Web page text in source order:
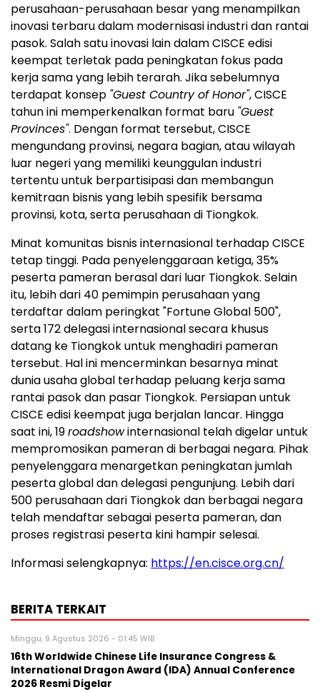
perusahaan-perusahaan besar yang menampilkan
inovasi terbaru dalam modernisasi industri dan rantai
pasok. Salah satu inovasi lain dalam CISCE edisi
keempat terletak pada peningkatan fokus pada
kerja sama yang lebih terarah. Jika sebelumnya
terdapat konsep "Guest Country of Honor", CISCE
tahun ini memperkenalkan format baru "Guest
Provinces". Dengan format tersebut, CISCE
mengundang provinsi, negara bagian, atau wilayah
luar negeri yang memiliki keunggulan industri
tertentu untuk berpartisipasi dan membangun
kemitraan bisnis yang lebih spesifik bersama
provinsi, kota, serta perusahaan di Tiongkok.
Minat komunitas bisnis internasional terhadap CISCE
tetap tinggi. Pada penyelenggaraan ketiga, 35%
peserta pameran berasal dari luar Tiongkok. Selain
itu, lebih dari 40 pemimpin perusahaan yang
terdaftar dalam peringkat "Fortune Global 500",
serta 172 delegasi internasional secara khusus
datang ke Tiongkok untuk menghadiri pameran
tersebut. Hal ini mencerminkan besarnya minat
dunia usaha global terhadap peluang kerja sama
rantai pasok dan pasar Tiongkok. Persiapan untuk
CISCE edisi keempat juga berjalan lancar. Hingga
saat ini, 19roadshowinternasional telah digelar untuk
mempromosikan pameran di berbagai negara. Pihak
penyelenggara menargetkan peningkatan jumlah
peserta global dan delegasi pengunjung. Lebih dari
500 perusahaan dari Tiongkok dan berbagai negara
telah mendaftar sebagai peserta pameran, dan
proses registrasi peserta kini hampir selesai.
Informasi selengkapnya: https://en.cisce.org.cn/
BERITA TERKAIT
Minggu, 9 Agustus 2026 - 01:45 WIB
16th Worldwide Chinese Life Insurance Congress &
International Dragon Award (IDA) Annual Conference
2026 Resmi Digelar